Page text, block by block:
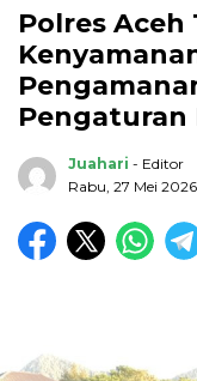
Polres
Pengaturan
Juahari - Editor
Rabu, 27 Mei